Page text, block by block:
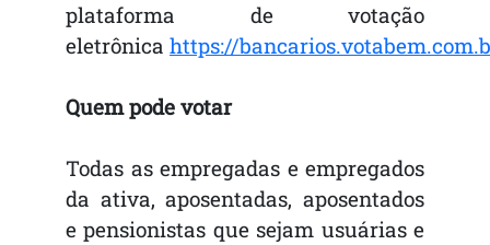
plataforma de votação
eletrônica https://
Quem pode votar
Todas as empregadas e empregados
da ativa, aposentadas, aposentados
e pensionistas que sejam usuárias e